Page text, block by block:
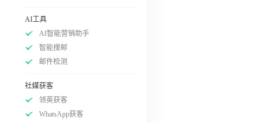
AI工具
AI智能营销助手
智能搜邮
邮件检测
社媒获客
领英获客
WhatsApp获客